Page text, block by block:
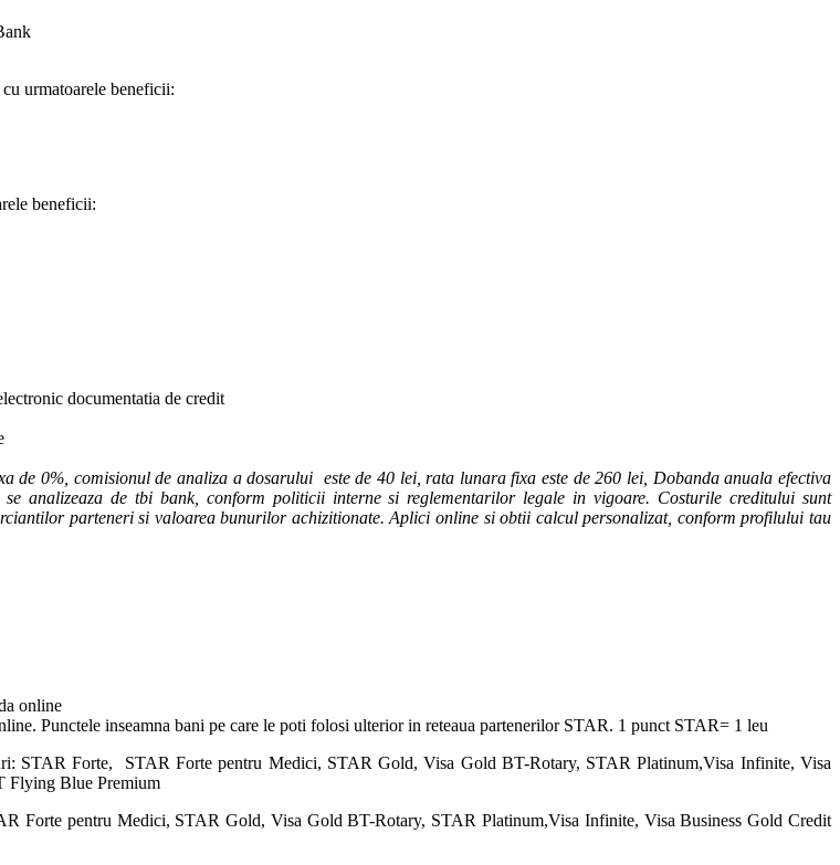
cu urmatoarele beneficii:
beneficii:
documentatia de credit
0%, comisionul de analiza a dosarului este de 40 lei, rata lunara fixa este de 260 lei, Dobanda anuala efectiva
analizeaza de tbi bank, conform politicii interne si reglementarilor legale in vigoare. Costurile creditului sunt
parteneri si valoarea bunurilor achizitionate. Aplici online si obtii calcul personalizat, conform profilului tau
online
Punctele inseamna bani pe care le poti folosi ulterior in reteaua partenerilor STAR. 1 punct STAR= 1 leu
STAR Forte, STAR Forte pentru Medici, STAR Gold, Visa Gold BT-Rotary, STAR Platinum,Visa Infinite, Visa
Flying Blue Premium
Forte pentru Medici, STAR Gold, Visa Gold BT-Rotary, STAR Platinum,Visa Infinite, Visa Business Gold Credit